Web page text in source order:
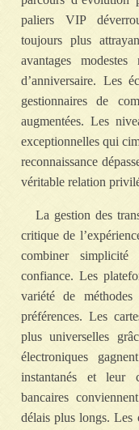
paliers VIP
toujours plus
avantages
d’anniversaire. Les
gestionnaires de
augmentées. Les
exceptionnelles qui
reconnaissance
véritable relation
La gestion des
critique de
combiner
confiance. Les
variété de
préférences. Les
plus universelles
électroniques
instantanés et leur
bancaires
délais plus longs. Les